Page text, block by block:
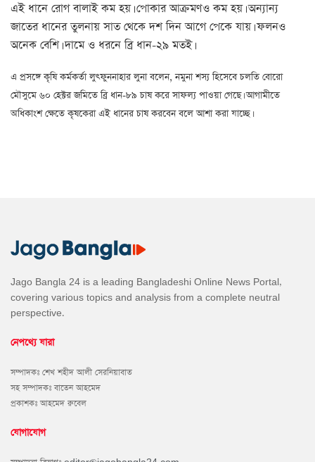
এই ধানে রোগ বালাই কম হয়। পোকার আক্রমণও কম হয়। অন্যান্য
জাতের ধানের তুলনায় সাত থেকে দশ দিন আগে পেকে যায়। ফলনও
অনেক বেশি। দামে ও ধরনে ব্রি ধান-২৯ মতই।
এ প্রসঙ্গে কৃষি কর্মকর্তা লুৎফুননাহার লুনা বলেন, নমুনা শস্য হিসেবে চলতি বোরো
মৌসুমে ৬০ হেক্টর জমিতে ব্রি ধান-৮৯ চাষ করে সাফল্য পাওয়া গেছে। আগামীতে
অধিকাংশ ক্ষেতে কৃষকেরা এই ধানের চাষ করবেন বলে আশা করা যাচ্ছে।
Jago Bangla 24 is a leading Bangladeshi Online News Portal,
covering various topics and analysis from a complete neutral
perspective.
নেপথ্যে যারা
সম্পাদকঃ শেখ শহীদ আলী সেরনিয়াবাত
সহ সম্পাদকঃ বাতেন আহমেদ
প্রকাশকঃ আহমেদ রুবেল
যোগাযোগ